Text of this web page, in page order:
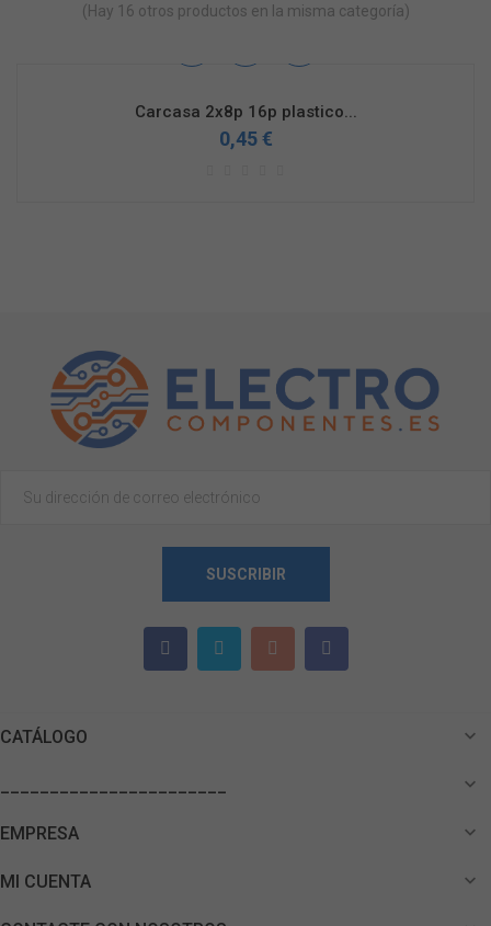
(Hay 16 otros productos en la misma categoría)
Carcasa 2x8p 16p plastico...
0,45 €
SUSCRIBIR
CATÁLOGO 

EMPRESA 
MI CUENTA 